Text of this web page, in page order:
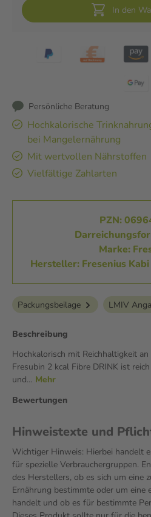
In den
Persönliche Beratung
Hochkalorische
bei Mangelernährung
Mit wertvollen Nährstoffen
Vielfältige Zahlarten
PZN:
Marke:
Hersteller: Fresenius
Packungsbeilage LMIV
Beschreibung
Hochkalorisch mit Reichhaltigkeit
Fresubin 2 kcal Fibre DRINK ist
und… Mehr
Bewertungen
Hinweistexte und
Wichtiger Hinweis: Hierbei handelt
für spezielle Verbrauchergruppen.
des Herstellers, ob es sich um eine
Ernährung bestimmte oder um eine
handelt und ob es für bestimmte